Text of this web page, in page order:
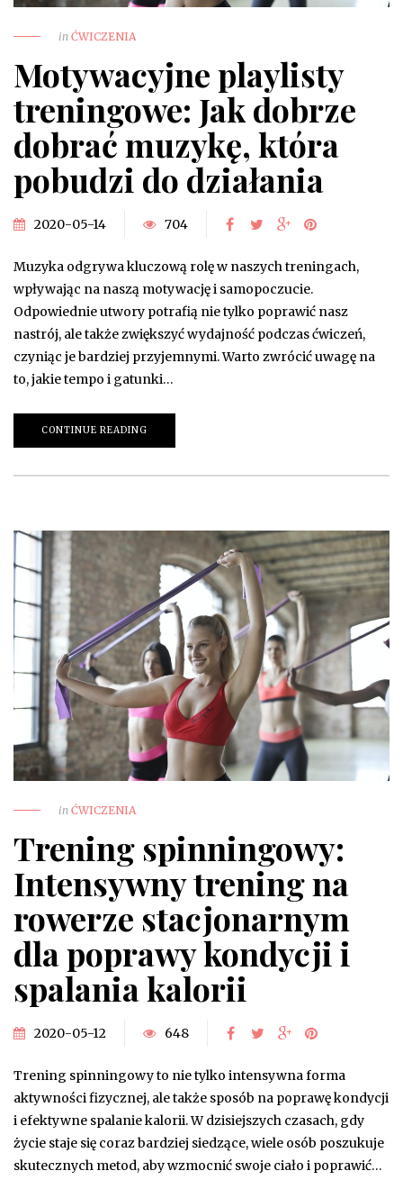
in ĆWICZENIA
Motywacyjne playlisty
treningowe: Jak dobrze
dobrać muzykę, która
pobudzi do działania
2020-05-14 704
Muzyka odgrywa kluczową rolę w naszych treningach,
wpływając na naszą motywację i samopoczucie.
Odpowiednie utwory potrafią nie tylko poprawić nasz
nastrój, ale także zwiększyć wydajność podczas ćwiczeń,
czyniąc je bardziej przyjemnymi. Warto zwrócić uwagę na
to, jakie tempo i gatunki…
CONTINUE READING
in ĆWICZENIA
Trening spinningowy:
Intensywny trening na
rowerze stacjonarnym
dla poprawy kondycji i
spalania kalorii
2020-05-12 648
Trening spinningowy to nie tylko intensywna forma
aktywności fizycznej, ale także sposób na poprawę kondycji
i efektywne spalanie kalorii. W dzisiejszych czasach, gdy
życie staje się coraz bardziej siedzące, wiele osób poszukuje
skutecznych metod, aby wzmocnić swoje ciało i poprawić…